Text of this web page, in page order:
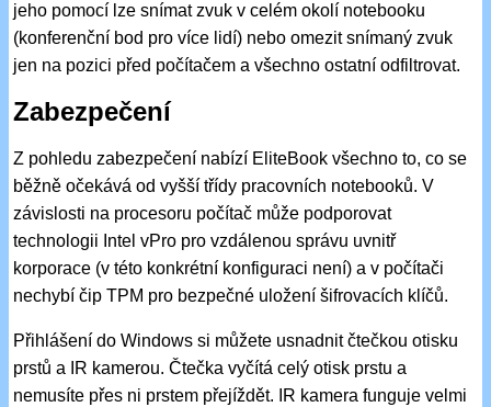
jeho pomocí lze snímat zvuk v celém okolí notebooku
(konferenční bod pro více lidí) nebo omezit snímaný zvuk
jen na pozici před počítačem a všechno ostatní odfiltrovat.
Zabezpečení
Z pohledu zabezpečení nabízí EliteBook všechno to, co se
běžně očekává od vyšší třídy pracovních notebooků. V
závislosti na procesoru počítač může podporovat
technologii Intel vPro pro vzdálenou správu uvnitř
korporace (v této konkrétní konfiguraci není) a v počítači
nechybí čip TPM pro bezpečné uložení šifrovacích klíčů.
Přihlášení do Windows si můžete usnadnit čtečkou otisku
prstů a IR kamerou. Čtečka vyčítá celý otisk prstu a
nemusíte přes ni prstem přejíždět. IR kamera funguje velmi